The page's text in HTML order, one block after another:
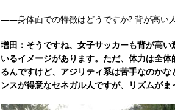
――身体面での特徴はどうですか? 背が高い
増田：そうですね、女子サッカーも背が高
いるイメージがあります。ただ、体力は全
るんですけど、アジリティ系は苦手なのか
ンスが得意なセネガル人ですが、リズムがま